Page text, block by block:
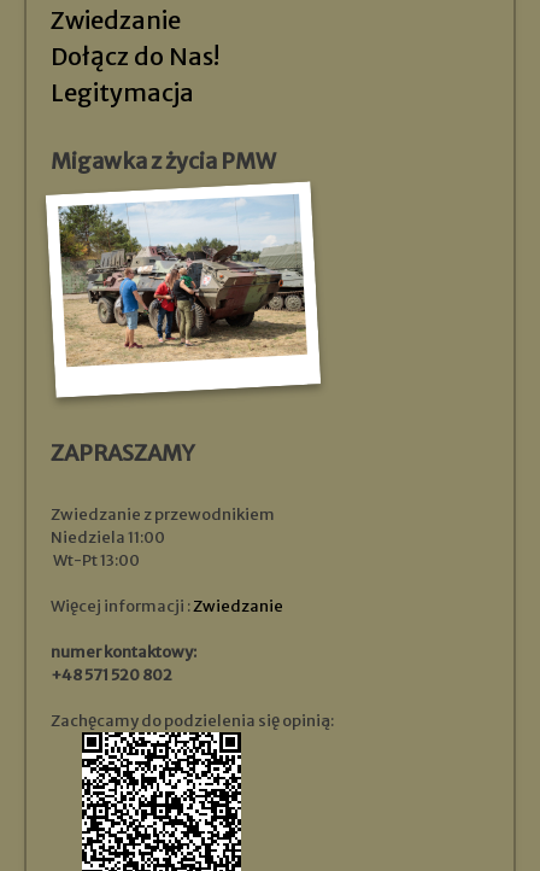
Zwiedzanie
Dołącz do Nas!
Legitymacja
Migawka z życia PMW
ZAPRASZAMY
Zwiedzanie z przewodnikiem
Niedziela 11:00
Wt-Pt 13:00
Więcej informacji :Zwiedzanie
numer kontaktowy:
+48 571 520 802
Zachęcamy do podzielenia się opinią: